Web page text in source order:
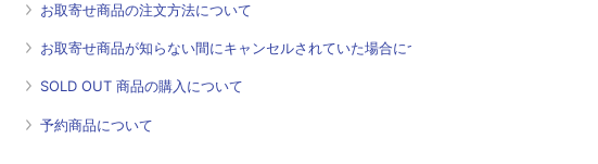
お取寄せ商品の注文方法について
お取寄せ商品が知らない間にキャンセルされていた場合について
SOLD OUT 商品の購入について
予約商品について